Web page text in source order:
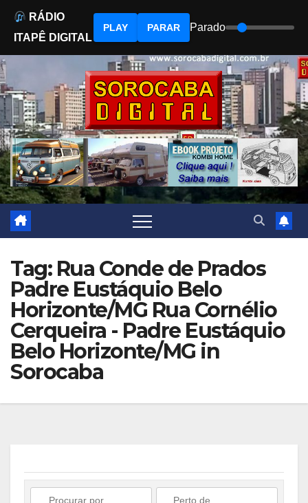
to
content
Tag: Rua Conde de Prados
Padre Eustáquio Belo
Horizonte/MG Rua Cornélio
Cerqueira - Padre Eustáquio
Belo Horizonte/MG in
Sorocaba
RÁDIO
ITAPÊ DIGITAL
PLAY PARAR Parado